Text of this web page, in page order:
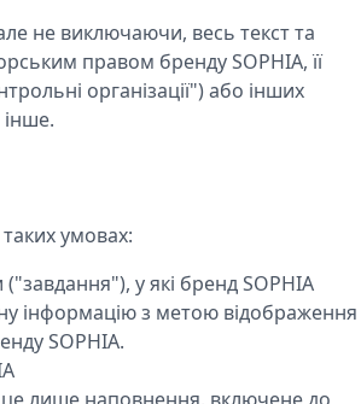
не виключаючи, весь текст та
правом бренду SOPHIA, її
організації") або інших
умовах:
у які бренд SOPHIA
інформацію з метою відображення
SOPHIA.
лише наповнення, включене до